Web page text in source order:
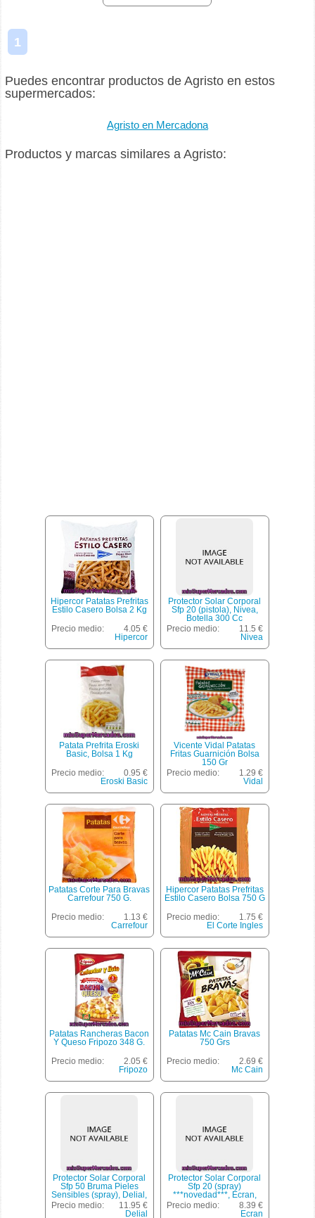
1
Puedes encontrar productos de Agristo en estos
supermercados:
Agristo en Mercadona
Productos y marcas similares a Agristo:
Hipercor Patatas Prefritas
Estilo Casero Bolsa 2 Kg
Precio medio:
4.05 €
Hipercor
Protector Solar Corporal
Sfp 20 (pistola), Nivea,
Botella 300 Cc
Precio medio:
11.5 €
Nivea
Patata Prefrita Eroski
Basic, Bolsa 1 Kg
Precio medio:
0.95 €
Eroski Basic
Vicente Vidal Patatas
Fritas Guarnición Bolsa
150 Gr
Precio medio:
1.29 €
Vidal
Patatas Corte Para Bravas
Carrefour 750 G.
Precio medio:
1.13 €
Carrefour
Hipercor Patatas Prefritas
Estilo Casero Bolsa 750 G
Precio medio:
1.75 €
El Corte Ingles
Patatas Rancheras Bacon
Y Queso Fripozo 348 G.
Precio medio:
2.05 €
Fripozo
Patatas Mc Cain Bravas
750 Grs
Precio medio:
2.69 €
Mc Cain
Protector Solar Corporal
Sfp 50 Bruma Pieles
Sensibles (spray), Delial,
Bote 200 Cc
Precio medio:
11.95 €
Delial
Protector Solar Corporal
Sfp 20 (spray)
***novedad***, Ecran,
Botella 200 Cc
Precio medio:
8.39 €
Ecran